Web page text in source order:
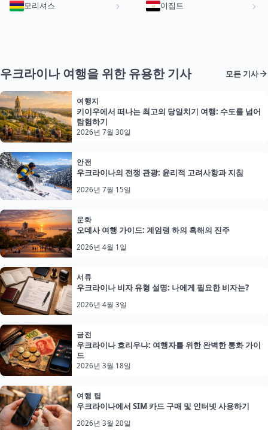
모리셔스 이집트
우크라이나 여행을 위한 유용한 기사 모든 기사
여행지
키이우에서 떠나는 최고의 당일치기 여행: 수도를 넘어
탐험하기
2026년 7월 30일
안전
우크라이나의 전쟁 관광: 윤리적 고려사항과 지침
2026년 7월 15일
문화
오데사 여행 가이드: 계엄령 하의 흑해의 진주
2026년 4월 1일
서류
우크라이나 비자 유형 설명: 나에게 필요한 비자는?
2026년 4월 3일
금전
우크라이나 흐리우냐: 여행자를 위한 완벽한 통화 가이
드
2026년 3월 18일
여행 팁
우크라이나에서 SIM 카드 구매 및 인터넷 사용하기
2026년 3월 20일